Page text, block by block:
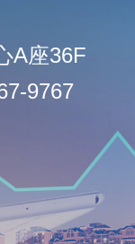
A座36F
9767